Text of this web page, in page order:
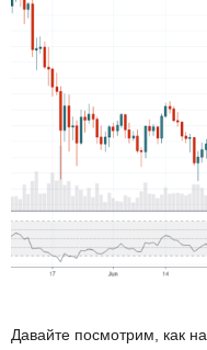
Давайте посмотрим, как